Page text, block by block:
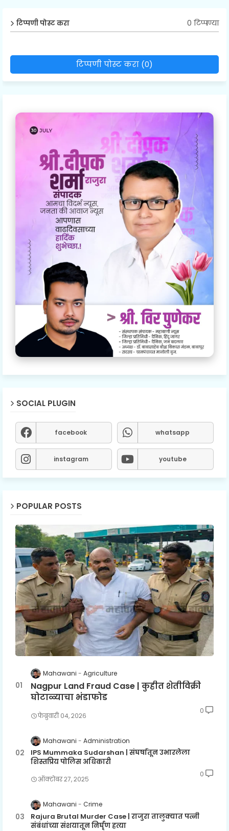
टिप्पणी पोस्ट करा 0 टिप्पण्या
टिप्पणी पोस्ट करा (0)
SOCIAL PLUGIN
facebook whatsapp
instagram youtube
POPULAR POSTS
Mahawani Agriculture
Nagpur Land Fraud Case | कुहीत शेतीविक्री
घोटाळ्याचा भंडाफोड
फेब्रुवारी ०४, २०२६
0
Mahawani Administration
IPS Mummaka Sudarshan | संघर्षातून उभारलेला
शिस्तप्रिय पोलिस अधिकारी
ऑक्टोबर २७, २०२५
0
Mahawani Crime
Rajura Brutal Murder Case | राजुरा तालुक्यात पत्नी
संबंधांच्या संशयातून निर्घृण हत्या